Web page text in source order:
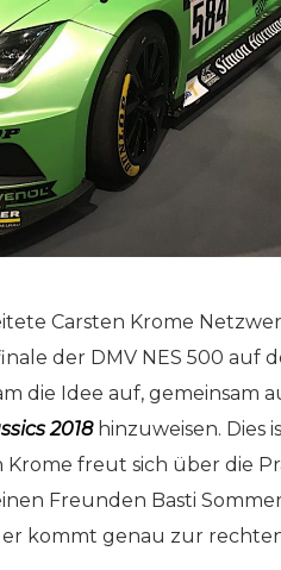
Carsten Krome
der DMV NES 500 auf
die Idee auf, gemeinsam
2018 hinzuweisen. Dies
Krome freut sich über die
Freunden Basti
kommt genau zur rechten